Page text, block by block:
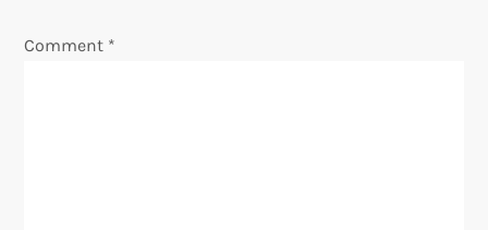
Comment *